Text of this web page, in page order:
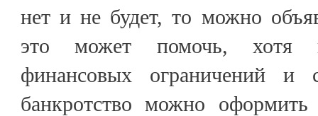
нет и не будет, то можно
это может помочь, хотя
финансовых ограничений и
банкротство можно